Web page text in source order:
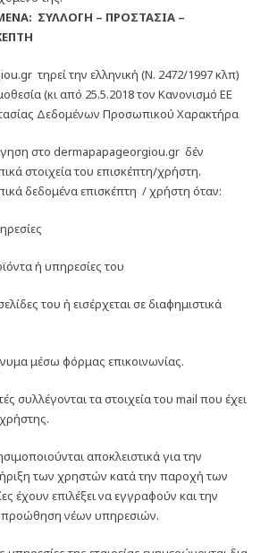
ΣΥΛΛΟΓΗ – ΠΡΟΣΤΑΣΙΑ –
τηρεί την ελληνική (Ν. 2472/1997 κλπ)
(κι από 25.5.2018 τον Κανονισμό ΕΕ
Δεδομένων Προσωπικού Χαρακτήρα
στο dermapapageorgiou.gr δέν
στοιχεία του επισκέπτη/χρήστη.
δεδομένα επισκέπτη / χρήστη όταν:
ή υπηρεσίες του
του ή εισέρχεται σε διαφημιστικά
μέσω φόρμας επικοινωνίας.
συλλέγονται τα στοιχεία του mail που έχει
αποκλειστικά για την
των χρηστών κατά την παροχή των
έχουν επιλέξει να εγγραφούν και την
προώθηση νέων υπηρεσιών.